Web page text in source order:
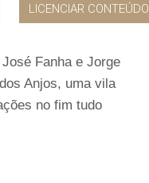
LICENCIAR CONTEÚDO
Fanha e Jorge
Anjos, uma vila
no fim tudo